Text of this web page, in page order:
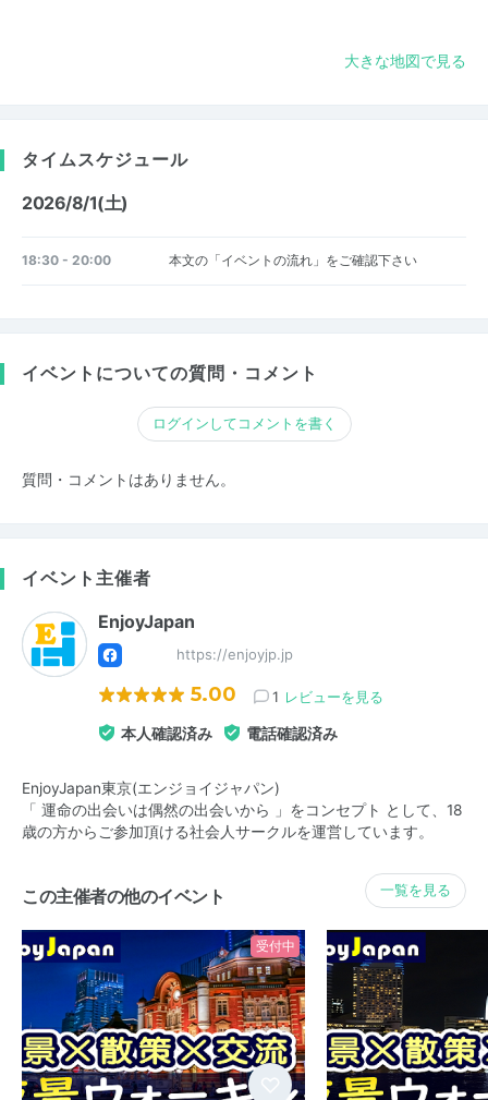
大きな地図で見る
タイムスケジュール
2026/8/1(土)
18:30 - 20:00 本文の「イベントの流れ」をご確認下さい
イベントについての質問・コメント
ログインしてコメントを書く
質問・コメントはありません。
イベント主催者
EnjoyJapan
https://enjoyjp.jp
5.00 1 レビューを見る
本人確認済み 電話確認済み
EnjoyJapan東京(エンジョイジャパン)
「 運命の出会いは偶然の出会いから 」をコンセプト として、18
歳の方からご参加頂ける社会人サークルを運営しています。
この主催者の他のイベント 一覧を見る
受付中